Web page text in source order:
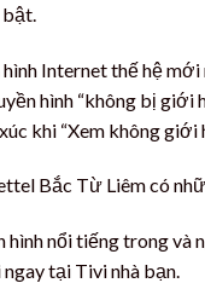
Internet thế hệ
hình “không bị giới
khi “Xem không
Bắc Từ Liêm có
hình nổi tiếng trong
tại Tivi nhà bạn.